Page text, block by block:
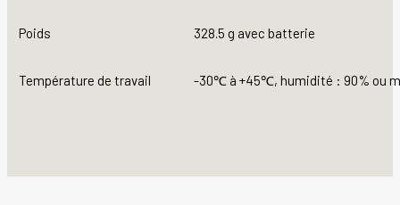
Poids 328.5 g avec batterie
Température de travail -30℃ à +45℃, humidité : 90% ou